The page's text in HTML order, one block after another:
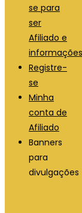
se para
ser
Afiliado e
informações
Registre-
se
Minha
conta de
Afiliado
Banners
para
divulgações